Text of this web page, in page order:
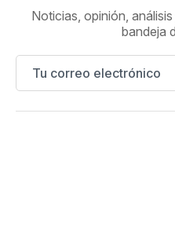
Noticias, opinión,
bandeja